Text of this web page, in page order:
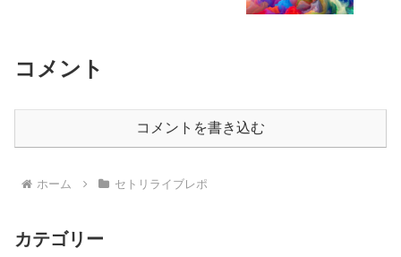
コメント
コメントを書き込む
ホーム セトリライブレポ
カテゴリー